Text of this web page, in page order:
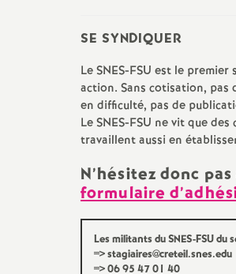
SE SYNDIQUER
LeSNES-FSU est le premier
action. Sans cotisation, pas
en difficulté, pas de
LeSNES-FSU ne vit que des
travaillent aussi en
N’hésitez donc
formulaire
Les militants duSNES-FSUdu
=> stagiaires@creteil.snes.edu
=> 06 95 47 01 40